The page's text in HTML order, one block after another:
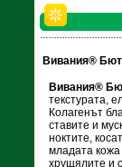
Вивания®
Вивания®
текстурата,
Колагенът
ставите и
ноктите,
младата кожа
хрущялите и